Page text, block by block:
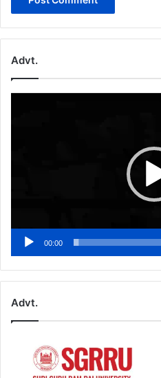
Advt.
00:00
Advt.